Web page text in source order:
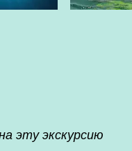
эту экскурсию